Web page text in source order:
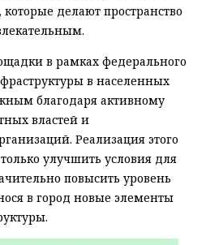
делают пространство
в рамках федерального
в населенных
благодаря активному
властей и
Реализация этого
улучшить условия для
повысить уровень
в город новые элементы